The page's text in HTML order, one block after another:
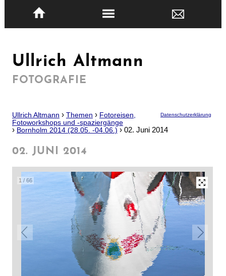
Ullrich Altmann
FOTOGRAFIE
Datenschutzerklärung
Ullrich Altmann › Themen › Fotoreisen,
Fotoworkshops und -spaziergänge
› Bornholm 2014 (28.05. -04.06.) › 02. Juni 2014
02. JUNI 2014
1 / 66